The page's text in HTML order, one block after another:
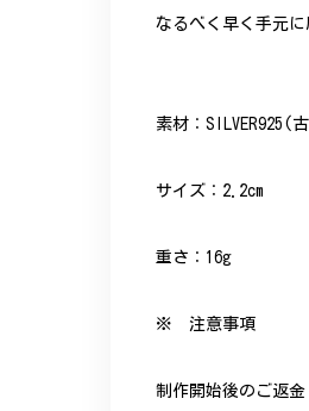
なるべく早く手元に
素材：SILVER925(
サイズ：2.2cm
重さ：16g
※ 注意事項
制作開始後のご返金